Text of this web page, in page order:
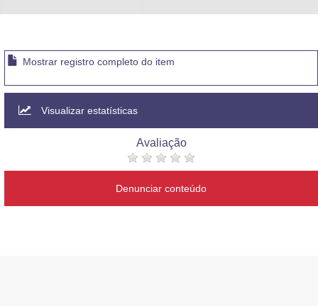
Mostrar registro completo do item
Visualizar estatísticas
Avaliação
Denunciar conteúdo